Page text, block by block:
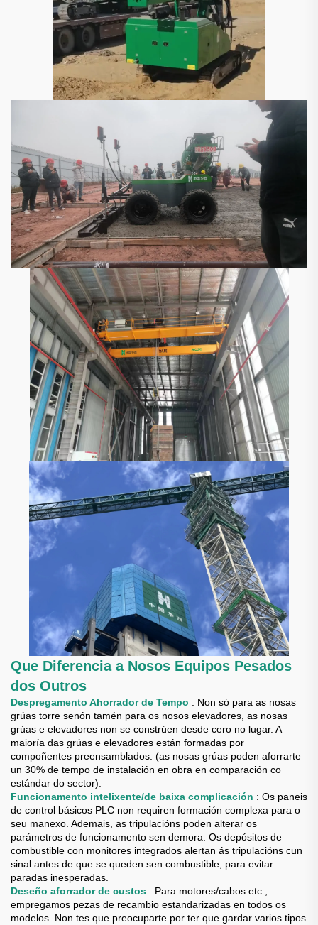
Que Diferencia a Nosos Equipos Pesados
dos Outros
Despregamento Ahorrador de Tempo : Non só para as nosas
grúas torre senón tamén para os nosos elevadores, as nosas
grúas e elevadores non se constrúen desde cero no lugar. A
maioría das grúas e elevadores están formadas por
compoñentes preensamblados. (as nosas grúas poden aforrarte
un 30% de tempo de instalación en obra en comparación co
estándar do sector).
Funcionamento intelixente/de baixa complicación : Os paneis
de control básicos PLC non requiren formación complexa para o
seu manexo. Ademais, as tripulacións poden alterar os
parámetros de funcionamento sen demora. Os depósitos de
combustible con monitores integrados alertan ás tripulacións cun
sinal antes de que se queden sen combustible, para evitar
paradas inesperadas.
Deseño aforrador de custos : Para motores/cabos etc.,
empregamos pezas de recambio estandarizadas en todos os
modelos. Non tes que preocuparte por ter que gardar varios tipos